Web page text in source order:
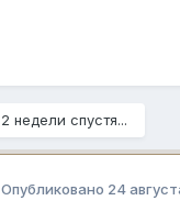
2 недели спустя...
Опубликовано 24